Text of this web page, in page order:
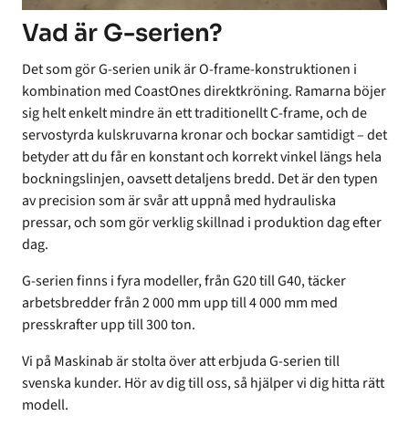
Vad är G-serien?
Det som gör G-serien unik är O-frame-konstruktionen i
kombination med CoastOnes direktkröning. Ramarna böjer
sig helt enkelt mindre än ett traditionellt C-frame, och de
servostyrda kulskruvarna kronar och bockar samtidigt – det
betyder att du får en konstant och korrekt vinkel längs hela
bockningslinjen, oavsett detaljens bredd. Det är den typen
av precision som är svår att uppnå med hydrauliska
pressar, och som gör verklig skillnad i produktion dag efter
dag.
G-serien finns i fyra modeller, från G20 till G40, täcker
arbetsbredder från 2 000 mm upp till 4 000 mm med
presskrafter upp till 300 ton.
Vi på Maskinab är stolta över att erbjuda G-serien till
svenska kunder. Hör av dig till oss, så hjälper vi dig hitta rätt
modell.